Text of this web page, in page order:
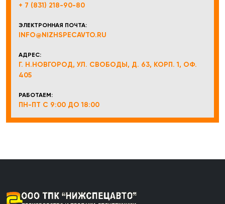
+ 7 (831) 218-90-80
ЭЛЕКТРОННАЯ ПОЧТА:
INFO@NIZHSPECAVTO.RU
АДРЕС:
Г. Н.НОВГОРОД, УЛ. СВОБОДЫ, Д. 63, КОРП. 1, ОФ.
405
РАБОТАЕМ:
ПН-ПТ С 9:00 ДО 18:00